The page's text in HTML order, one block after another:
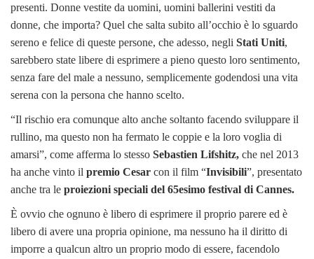
presenti. Donne vestite da uomini, uomini ballerini vestiti da
donne, che importa? Quel che salta subito all’occhio è lo sguardo
sereno e felice di queste persone, che adesso, negli Stati Uniti,
sarebbero state libere di esprimere a pieno questo loro sentimento,
senza fare del male a nessuno, semplicemente godendosi una vita
serena con la persona che hanno scelto.
“Il rischio era comunque alto anche soltanto facendo sviluppare il
rullino, ma questo non ha fermato le coppie e la loro voglia di
amarsi”, come afferma lo stesso Sebastien Lifshitz, che nel 2013
ha anche vinto il premio Cesar con il film “Invisibili”, presentato
anche tra le proiezioni speciali del 65esimo festival di Cannes.
È ovvio che ognuno è libero di esprimere il proprio parere ed è
libero di avere una propria opinione, ma nessuno ha il diritto di
imporre a qualcun altro un proprio modo di essere, facendolo